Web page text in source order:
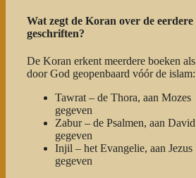
Wat zegt de Koran over de eerdere
geschriften?
De Koran erkent meerdere boeken als
door God geopenbaard vóór de islam:
Tawrat – de Thora, aan Mozes
gegeven
Zabur– de Psalmen, aan David
gegeven
Injil – het Evangelie, aan Jezus
gegeven